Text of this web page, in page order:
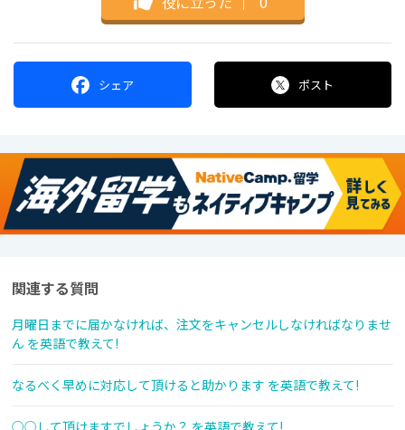
シェア ポスト
関連する質問
月曜日までに届かなければ、注文をキャンセルしなければなりませ
ん を英語で教えて!
なるべく早めに対応して頂けると助かります を英語で教えて!